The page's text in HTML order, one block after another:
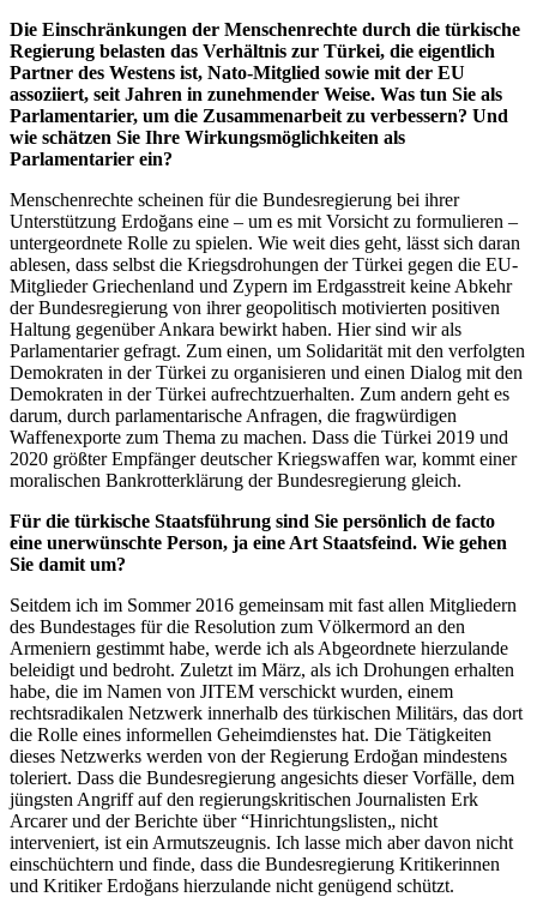
Die Einschränkungen der Menschenrechte durch die türkische
Regierung belasten das Verhältnis zur Türkei, die eigentlich
Partner des Westens ist, Nato-Mitglied sowie mit der EU
assoziiert, seit Jahren in zunehmender Weise. Was tun Sie als
Parlamentarier, um die Zusammenarbeit zu verbessern? Und
wie schätzen Sie Ihre Wirkungsmöglichkeiten als
Parlamentarier ein?
Menschenrechte scheinen für die Bundesregierung bei ihrer
Unterstützung Erdoğans eine – um es mit Vorsicht zu formulieren –
untergeordnete Rolle zu spielen. Wie weit dies geht, lässt sich daran
ablesen, dass selbst die Kriegsdrohungen der Türkei gegen die EU-
Mitglieder Griechenland und Zypern im Erdgasstreit keine Abkehr
der Bundesregierung von ihrer geopolitisch motivierten positiven
Haltung gegenüber Ankara bewirkt haben. Hier sind wir als
Parlamentarier gefragt. Zum einen, um Solidarität mit den verfolgten
Demokraten in der Türkei zu organisieren und einen Dialog mit den
Demokraten in der Türkei aufrechtzuerhalten. Zum andern geht es
darum, durch parlamentarische Anfragen, die fragwürdigen
Waffenexporte zum Thema zu machen. Dass die Türkei 2019 und
2020 größter Empfänger deutscher Kriegswaffen war, kommt einer
moralischen Bankrotterklärung der Bundesregierung gleich.
Für die türkische Staatsführung sind Sie persönlich de facto
eine unerwünschte Person, ja eine Art Staatsfeind. Wie gehen
Sie damit um?
Seitdem ich im Sommer 2016 gemeinsam mit fast allen Mitgliedern
des Bundestages für die Resolution zum Völkermord an den
Armeniern gestimmt habe, werde ich als Abgeordnete hierzulande
beleidigt und bedroht. Zuletzt im März, als ich Drohungen erhalten
habe, die im Namen von JITEM verschickt wurden, einem
rechtsradikalen Netzwerk innerhalb des türkischen Militärs, das dort
die Rolle eines informellen Geheimdienstes hat. Die Tätigkeiten
dieses Netzwerks werden von der Regierung Erdoğan mindestens
toleriert. Dass die Bundesregierung angesichts dieser Vorfälle, dem
jüngsten Angriff auf den regierungskritischen Journalisten Erk
Arcarer und der Berichte über “Hinrichtungslisten„ nicht
interveniert, ist ein Armutszeugnis. Ich lasse mich aber davon nicht
einschüchtern und finde, dass die Bundesregierung Kritikerinnen
und Kritiker Erdoğans hierzulande nicht genügend schützt.